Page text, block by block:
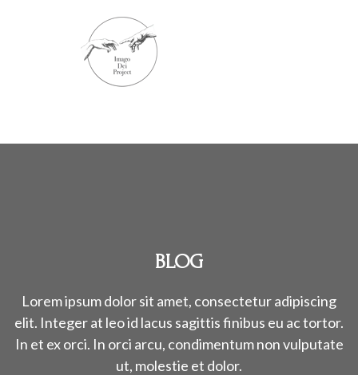
BLOG
Lorem ipsum dolor sit amet, consectetur adipiscing
elit. Integer at leo id lacus sagittis finibus eu ac tortor.
In et ex orci. In orci arcu, condimentum non vulputate
ut, molestie et dolor.